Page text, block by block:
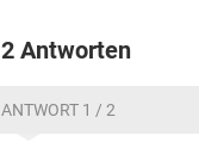
2 Antworten
ANTWORT 1 / 2